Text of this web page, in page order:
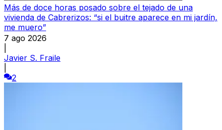
Más de doce horas posado sobre el tejado de una
vivienda de Cabrerizos: “si el buitre aparece en mi jardín,
me muero”
7 ago 2026
Javier S. Fraile
2